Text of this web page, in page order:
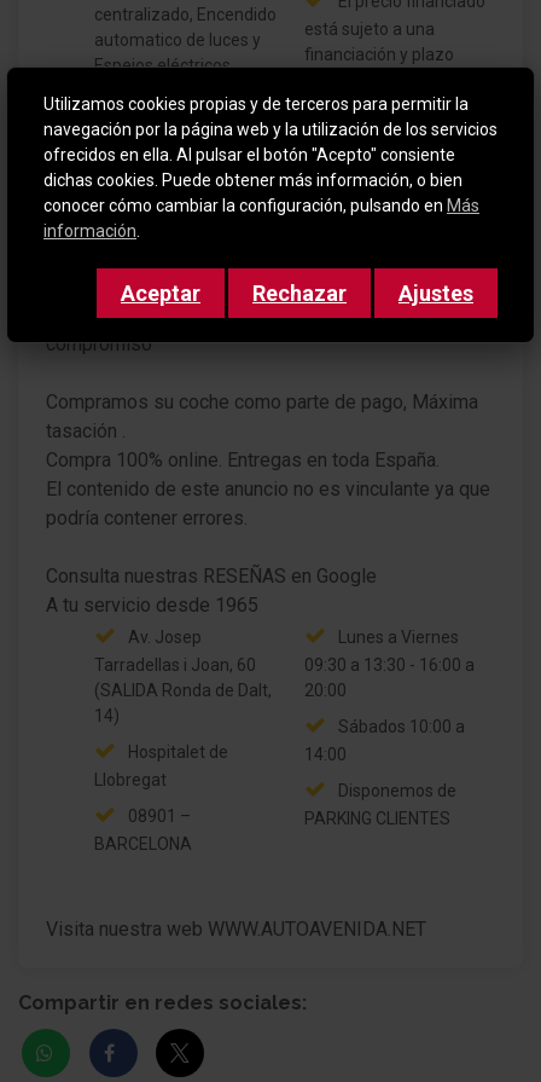
centralizado, Encendido
automatico de luces y
Espejos eléctricos.
Certificado de
Kilómetros reales y
ausencia de daños
estructurales.
está sujeto a una
financiación y plazo
GARANTIA 12
MESES
Solicita una Videollamada si es de tu interés.
Te invitamos a probar el vehículo que te interesa sin
compromiso
Compramos su coche como parte de pago, Máxima
tasación .
Compra 100% online. Entregas en toda España.
El contenido de este anuncio no es vinculante ya que
podría contener errores.
Consulta nuestras RESEÑAS en Google
Av. Josep
Tarradellas i Joan, 60
(SALIDA Ronda de Dalt,
14)
Hospitalet de
Llobregat
08901 –
BARCELONA
Lunes a Viernes
09:30 a 13:30 - 16:00 a
20:00
Sábados 10:00 a
14:00
Disponemos de
PARKING CLIENTES
Visita nuestra web WWW.AUTOAVENIDA.NET
Compartir en redes sociales:
Utilizamos cookies propias y de terceros para permitir la
navegación por la página web y la utilización de los servicios
ofrecidos en ella. Al pulsar el botón "Acepto" consiente
dichas cookies. Puede obtener más información, o bien
conocer cómo cambiar la configuración, pulsando en Más
información
Aceptar Rechazar Ajustes